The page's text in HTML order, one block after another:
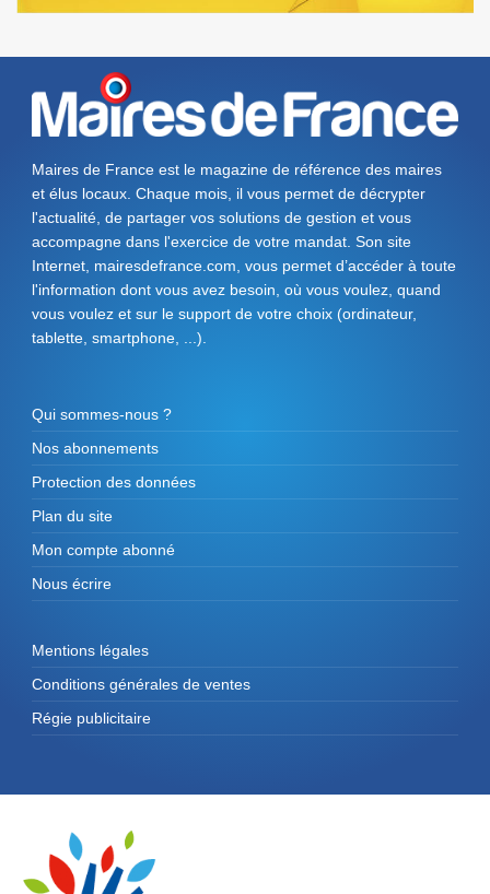
Maires de France est le magazine de référence des maires
et élus locaux. Chaque mois, il vous permet de décrypter
l'actualité, de partager vos solutions de gestion et vous
accompagne dans l'exercice de votre mandat. Son site
Internet, mairesdefrance.com, vous permet d’accéder à toute
l'information dont vous avez besoin, où vous voulez, quand
vous voulez et sur le support de votre choix (ordinateur,
tablette, smartphone, ...).
Qui sommes-nous ?
Nos abonnements
Protection des données
Plan du site
Mon compte abonné
Nous écrire
Mentions légales
Conditions générales de ventes
Régie publicitaire